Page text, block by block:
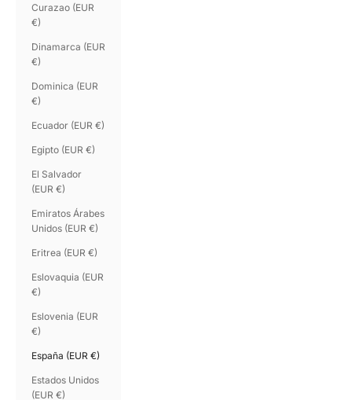
Curazao (EUR
€)
Dinamarca (EUR
€)
Dominica (EUR
€)
Ecuador (EUR €)
Egipto (EUR €)
El Salvador
(EUR €)
Emiratos Árabes
Unidos (EUR €)
Eritrea (EUR €)
Eslovaquia (EUR
€)
Eslovenia (EUR
€)
España (EUR €)
Estados Unidos
(EUR €)